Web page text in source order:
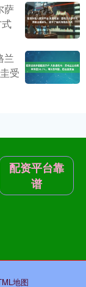
萨
兰
受
配资平台靠
谱
地图